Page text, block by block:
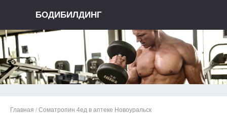
БОДИБИЛДИНГ
Главная / Cоматропин 4ед в аптеке Новоуральск